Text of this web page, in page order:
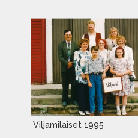
Viljamilaiset 1995